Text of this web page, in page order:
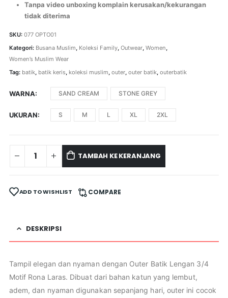
Tanpa video unboxing komplain kerusakan/kekurangan
tidak diterima
SKU: 077 OPTO01
Kategori: Busana Muslim, Koleksi Family, Outwear, Women,
Women’s Muslim Wear
Tag: batik, batik keris, koleksi muslim outer, outer batik, outerbatik
WARNA SAND CREAM STONE GREY
UKURAN S M L XL 2XL
TAMBAH KE KERANJANG
ADD TO WISHLIST COMPARE
DESKRIPSI
Tampil elegan dan nyaman dengan Outer Batik Lengan 3/4
Motif Rona Laras. Dibuat dari bahan katun yang lembut,
adem, dan nyaman digunakan sepanjang hari, outer ini cocok